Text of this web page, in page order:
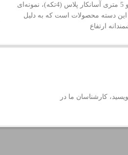
نردبان تاشو 5 متری آسانکار پلاس (4تکه)، نمونه‌ای
این دسته محصولات است که به دلیل
ارتفاع
کارشناسان ما در